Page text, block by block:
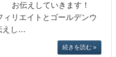
お伝えしていきます！
リエイトとゴールデンウ
えし…
続きを読む »